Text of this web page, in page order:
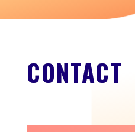
CONTACT